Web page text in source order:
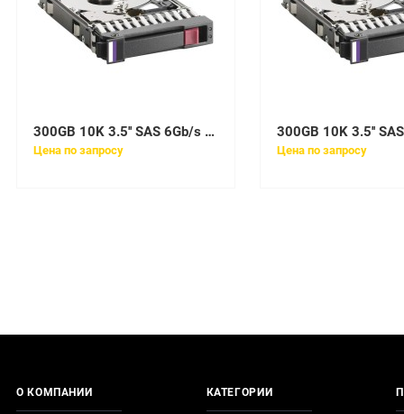
300GB 10K 3.5'' SAS 6Gb/s для VNX HDD
Цена по запросу Цена по запросу
О КОМПАНИИ КАТЕГОРИИ